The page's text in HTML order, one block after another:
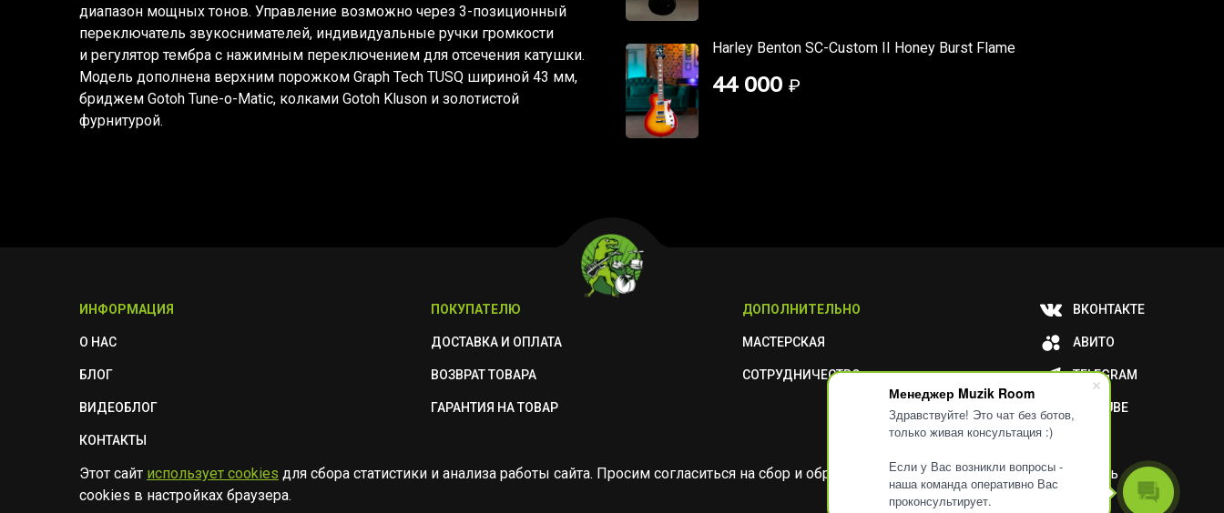
Менеджер Muzik Room
Здравствуйте! Это чат без ботов,
только живая консультация :)
Если у Вас возникли вопросы -
наша команда оперативно Вас
проконсультирует.
диапазон мощных тонов. Управление возможно через 3-позиционный
переключатель звукоснимателей, индивидуальные ручки громкости
и регулятор тембра с нажимным переключением для отсечения катушки.
Модель дополнена верхним порожком Graph Tech TUSQ шириной 43 мм,
бриджем Gotoh Tune-o-Matic, колками Gotoh Kluson и золотистой
фурнитурой.
Harley Benton SC-Custom II Honey Burst Flame
44 000 ₽
ИНФОРМАЦИЯ
О НАС
БЛОГ
ВИДЕОБЛОГ
КОНТАКТЫ
ПОЛИТИКА БЕЗОПАСНОСТИ
ПОКУПАТЕЛЮ
ДОСТАВКА И ОПЛАТА
ВОЗВРАТ ТОВАРА
ГАРАНТИЯ НА ТОВАР
ДОПОЛНИТЕЛЬНО
МАСТЕРСКАЯ
СОТРУДНИЧЕСТВО
ВКОНТАКТЕ
АВИТО
TELEGRAM
YOUTUBE
Этот сайт использует cookies для сбора статистики и анализа работы сайта. Просим согласиться на сбор и обработку ваших метаданных или отключить
cookies в настройках браузера.